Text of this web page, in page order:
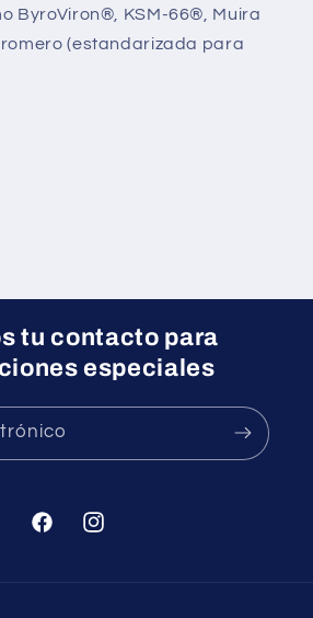
ByroViron®, KSM-66®, Muira
(estandarizada para
tu contacto para
especiales
FacebookInstagram